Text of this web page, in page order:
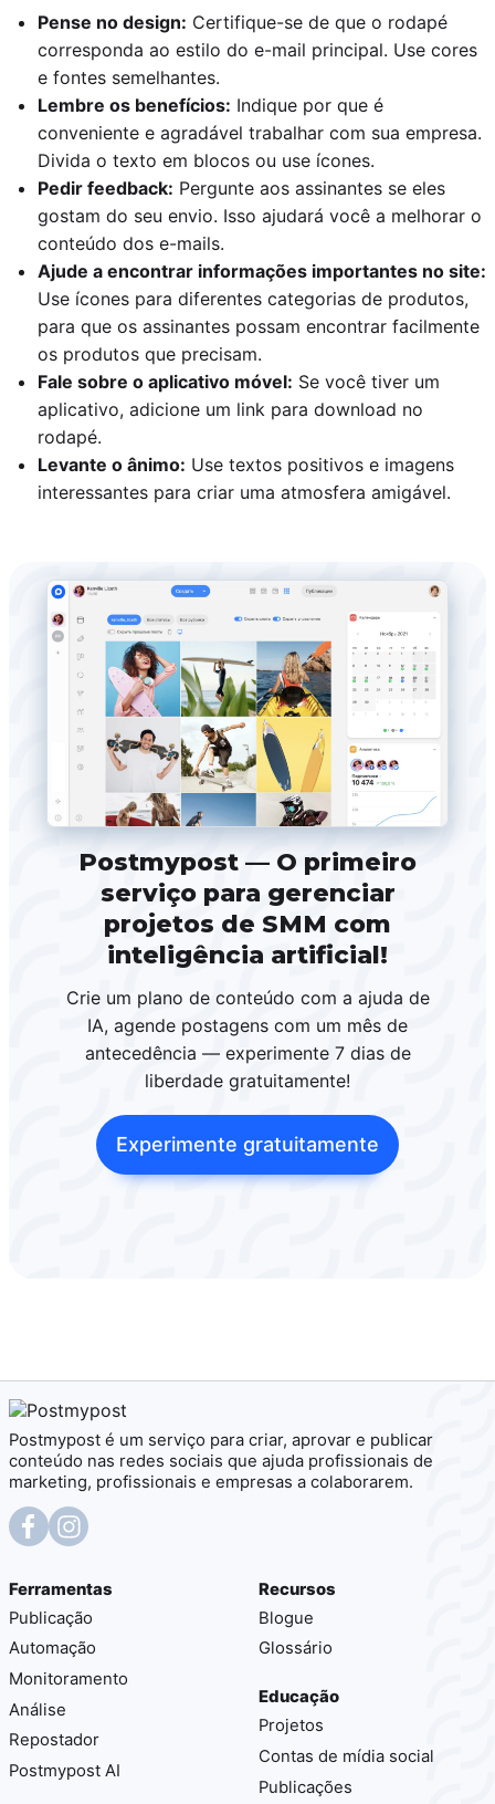
Pense no design: Certifique-se de que o rodapé
corresponda ao estilo do e-mail principal. Use cores
e fontes semelhantes.
Lembre os benefícios: Indique por que é
conveniente e agradável trabalhar com sua empresa.
Divida o texto em blocos ou use ícones.
Pedir feedback: Pergunte aos assinantes se eles
gostam do seu envio. Isso ajudará você a melhorar o
conteúdo dos e-mails.
Ajude a encontrar informações importantes no site:
Use ícones para diferentes categorias de produtos,
para que os assinantes possam encontrar facilmente
os produtos que precisam.
Fale sobre o aplicativo móvel: Se você tiver um
aplicativo, adicione um link para download no
rodapé.
Levante o ânimo: Use textos positivos e imagens
interessantes para criar uma atmosfera amigável.
Postmypost — O primeiro
serviço para gerenciar
projetos de SMM com
inteligência artificial!
Crie um plano de conteúdo com a ajuda de
IA, agende postagens com um mês de
antecedência — experimente 7 dias de
liberdade gratuitamente!
Experimente gratuitamente
Postmypost é um serviço para criar, aprovar e publicar
conteúdo nas redes sociais que ajuda profissionais de
marketing, profissionais e empresas a colaborarem.
Ferramentas
Publicação
Automação
Monitoramento
Análise
Repostador
Postmypost AI
Recursos
Blogue
Glossário
Educação
Projetos
Contas de mídia social
Publicações